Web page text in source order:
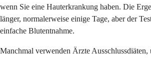
wenn Sie eine Hauterkrankung haben. Die
länger, normalerweise einige Tage, aber der
einfache Blutentnahme.
Manchmal verwenden Ärzte Ausschlussdiäten,